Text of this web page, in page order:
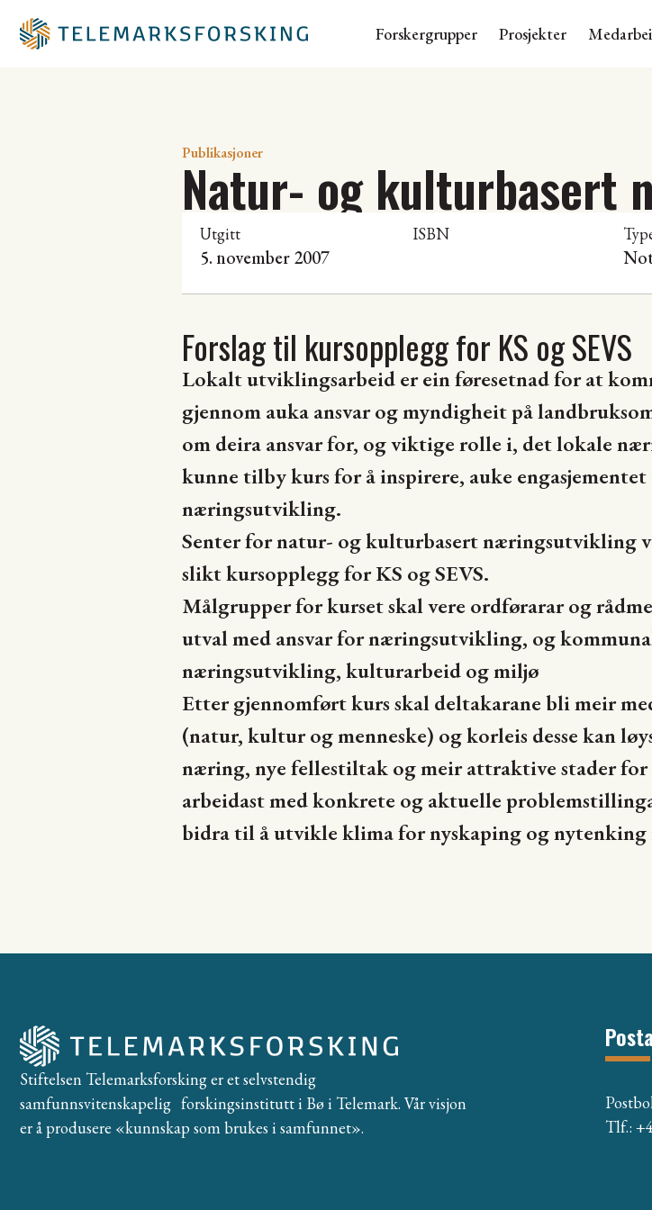
Forskergrupper Prosjekter
Publikasjoner
Natur- og kulturbasert
Utgitt
5. november 2007
ISBN
Forslag til kursopplegg for KS og SEVS
Lokalt utviklingsarbeid er ein føresetnad for at
gjennom auka ansvar og myndigheit på
om deira ansvar for, og viktige rolle i, det lokale
kunne tilby kurs for å inspirere, auke
næringsutvikling.
Senter for natur- og kulturbasert næringsutvikling
slikt kursopplegg for KS og SEVS.
Målgrupper for kurset skal vere ordførarar og
utval med ansvar for næringsutvikling, og
næringsutvikling, kulturarbeid og miljø
Etter gjennomført kurs skal deltakarane bli meir
(natur, kultur og menneske) og korleis desse kan
næring, nye fellestiltak og meir attraktive stader for
arbeidast med konkrete og aktuelle
bidra til å utvikle klima for nyskaping og nytenking
Stiftelsen Telemarksforsking er et selvstendig
samfunnsvitenskapelig forskingsinstitutt i Bø i Telemark. Vår visjon
er å produsere «kunnskap som brukes i samfunnet».
Tlf.: